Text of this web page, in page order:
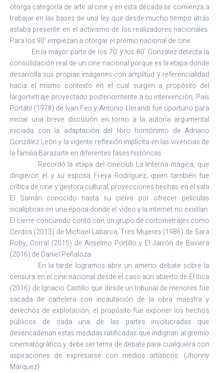
otorga categoría de arte al cine y en esta década se comienza a
trabajar en las bases de una ley que desde mucho tiempo atrás
estaba presente en el activismo de los realizadores nacionales.
Para los 90’ empiezan a otorgar el premio nacional de cine.
En la mayor parte de los 70’ y los 80’ González detecta la
consolidación real de un cine nacional porque es la etapa donde
desarrolla sus propias imágenes con amplitud y referencialidad
hacia el mismo contexto en el cual surgen a propósito del
largometraje proyectado posteriormente a su intervención, País
Portátil (1978) de Ivan Feo y Antonio Llerandi fue oportuno para
iniciar una breve discusión en torno a la autoría argumental
iniciada con la adaptación del libro homónimo de Adriano
González León y la vigente reflexión implícita en las vivencias de
la familia Barazarte en diferentes fases históricas.
Recordó la etapa del cineclub La linterna mágica, que
dirigieron él y su esposa Freya Rodríguez, quien también fue
crítica de cine y gestora cultural, proyecciones hechas en el sala
El Samán conocido hasta su cierre por ofrecer películas
sicalípticas en una época donde el video y la internet no existían.
El cierre concurrido contó con un grupo de cortometrajes como
Cerdos (2013) de Michael Labarca, Tres Mujeres (1986) de Sara
Roby, Corral (2015) de Anselmo Portillo y El Jarrón de Baviera
(2016) de Daniel Peñaloza.
En la tarde logramos abrir un ameno debate sobre la
censura en el cine nacional desde el caso aún abierto de El Inca
(2016) de Ignacio Castillo que desde un tribunal de menores fue
sacada de cartelera con incautación de la obra maestra y
derechos de explotación, el propósito fue exponer los hechos
públicos de cada una de las partes involucradas que
desencadenan estas medidas ratificadas que indignan al gremio
cinematográfico y debe ser tema de debate para cualquiera con
aspiraciones de expresarse con medios artísticos. (Jhonny
Márquez)